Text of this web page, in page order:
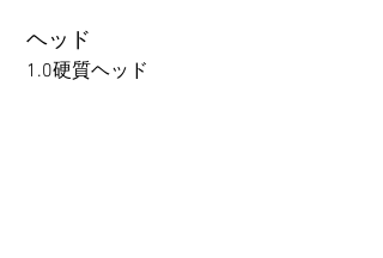
following webpage.
Beginner’s Purchase Guide
ヘッド
1.0硬質ヘッド